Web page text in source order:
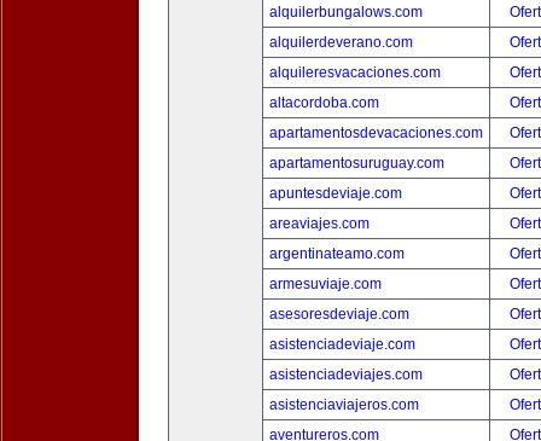
alquilerbungalows.com
alquilerdeverano.com
alquileresvacaciones.com
altacordoba.com
apartamentosdevacaciones.com
apartamentosuruguay.com
apuntesdeviaje.com
areaviajes.com
argentinateamo.com
armesuviaje.com
asesoresdeviaje.com
asistenciadeviaje.com
asistenciadeviajes.com
asistenciaviajeros.com
aventureros.com